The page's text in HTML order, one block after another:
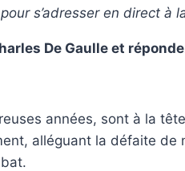
s’adresser en direct à
De Gaulle et
années, sont à la
alléguant la défaite de